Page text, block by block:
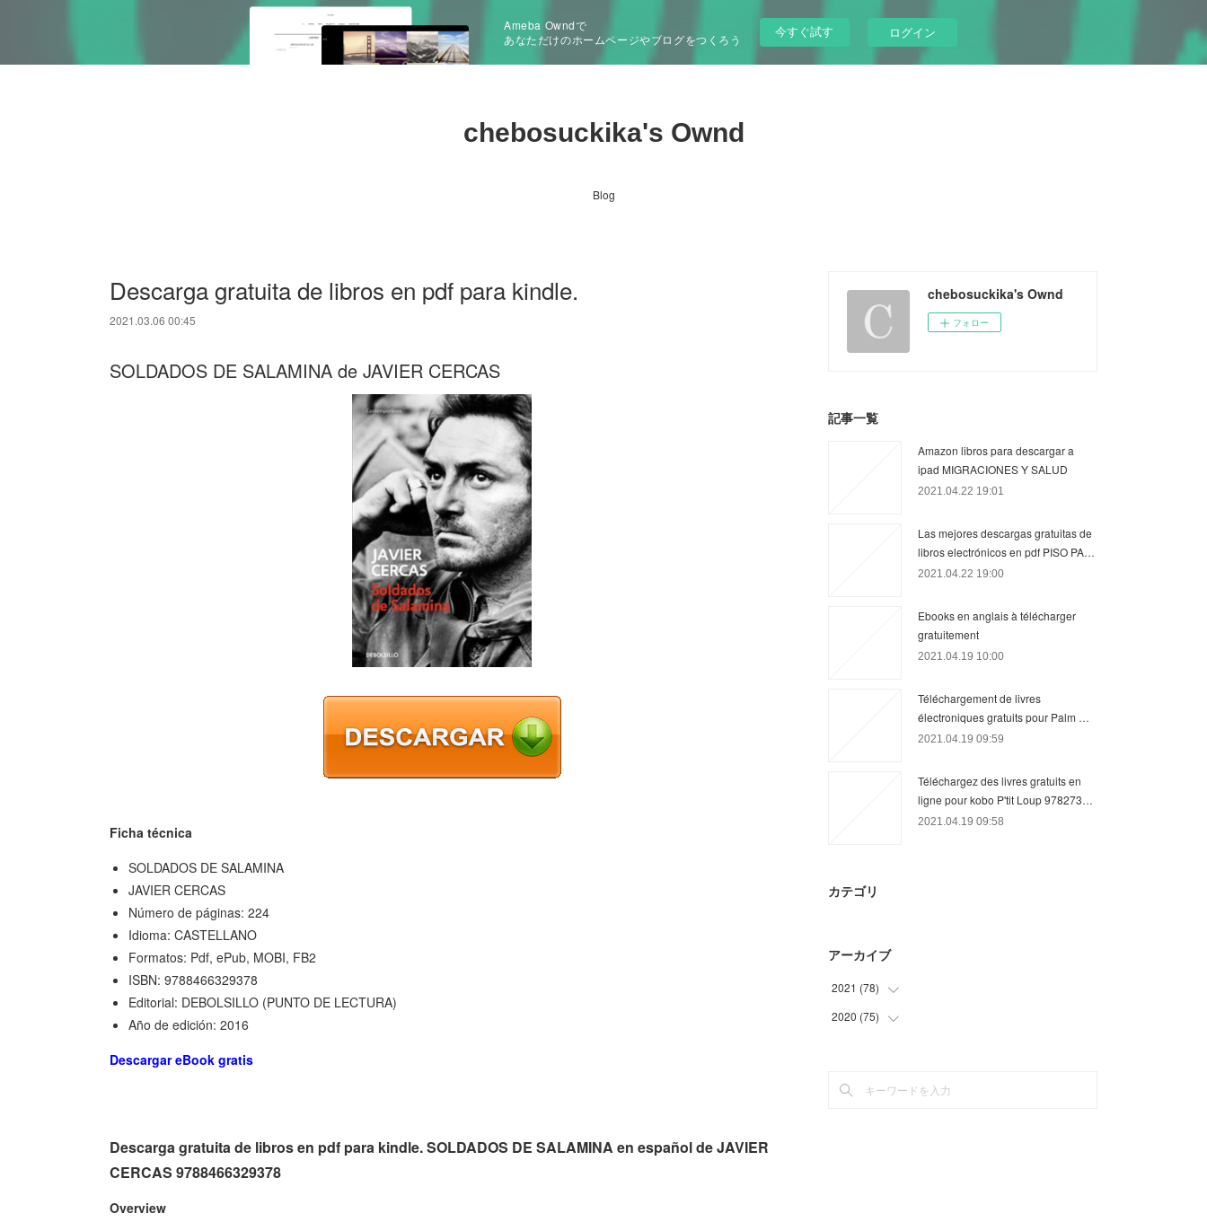
Ameba Owndで
あなただけのホームページやブログをつくろう
今すぐ試す ログイン
chebosuckika's Ownd
Blog
Descarga gratuita de libros en pdf para kindle.
2021.03.06 00:45
SOLDADOS DE SALAMINA de JAVIER CERCAS
Ficha técnica
SOLDADOS DE SALAMINA
JAVIER CERCAS
Número de páginas: 224
Idioma: CASTELLANO
Formatos: Pdf, ePub, MOBI, FB2
ISBN: 9788466329378
Editorial: DEBOLSILLO (PUNTO DE LECTURA)
Año de edición: 2016
Descargar eBook gratis
Descarga gratuita de libros en pdf para kindle. SOLDADOS DE SALAMINA en español de JAVIER
CERCAS 9788466329378
Overview
chebosuckika's Ownd
フォロー
記事一覧
Amazon libros para descargar a
ipad MIGRACIONES Y SALUD
2021.04.22 19:01
Las mejores descargas gratuitas de
libros electrónicos en pdf PISO PA…
2021.04.22 19:00
Ebooks en anglais à télécharger
gratuitement
2021.04.19 10:00
Téléchargement de livres
électroniques gratuits pour Palm …
2021.04.19 09:59
Téléchargez des livres gratuits en
ligne pour kobo P'tit Loup 978273…
2021.04.19 09:58
カテゴリ
アーカイブ
2021 (78)
(20
)
(
2020 (75)
(